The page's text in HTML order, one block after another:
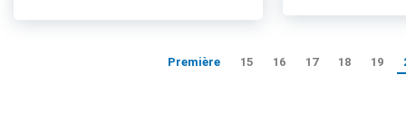
Première 15 16 17 18 19